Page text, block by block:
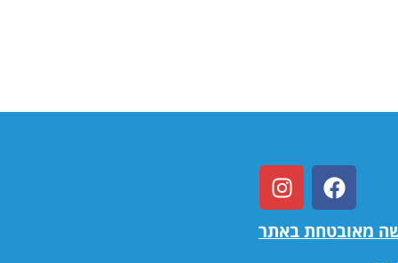
מאובטחת באתר